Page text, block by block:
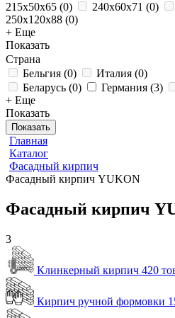
215x50x65 (0) 240x60x71 (0)
250x120x88 (0)
+ Еще
Показать
Страна
Бельгия (0) Италия (0)
Беларусь (0) Германия (3)
+ Еще
Показать
Показать
Главная
Каталог
Фасадный кирпич
Фасадный кирпич YUKON
Фасадный кирпич
3
Клинкерный кирпич 420
Кирпич ручной формовки